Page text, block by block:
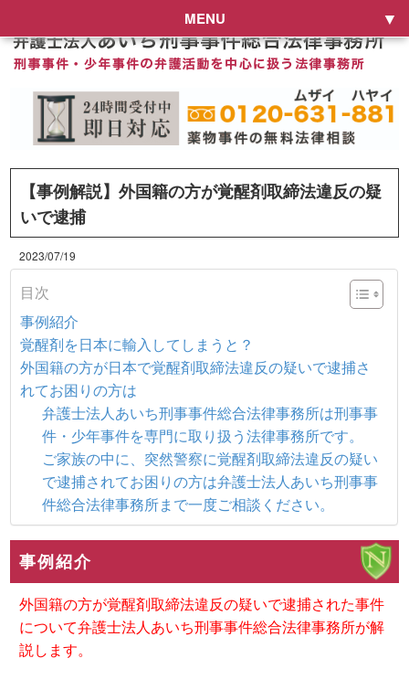
MENU
【事例解説】外国籍の方が覚醒剤取締法違反の疑
いで逮捕
2023/07/19
目次
事例紹介
覚醒剤を日本に輸入してしまうと？
外国籍の方が日本で覚醒剤取締法違反の疑いで逮捕さ
れてお困りの方は
弁護士法人あいち刑事事件総合法律事務所は刑事事
件・少年事件を専門に取り扱う法律事務所です。
ご家族の中に、突然警察に覚醒剤取締法違反の疑い
で逮捕されてお困りの方は弁護士法人あいち刑事事
件総合法律事務所まで一度ご相談ください。
事例紹介
外国籍の方が覚醒剤取締法違反の疑いで逮捕された事件
について弁護士法人あいち刑事事件総合法律事務所が解
説します。